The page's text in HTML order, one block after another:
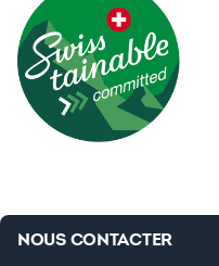
NOUS CONTACTER